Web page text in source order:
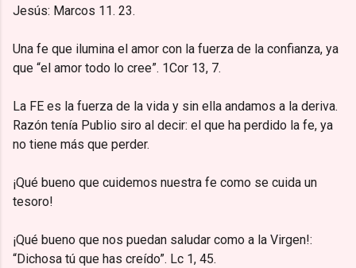
Jesús: Marcos 11. 23.
Una fe que ilumina el amor con la fuerza de la confianza, ya
que “el amor todo lo cree”. 1Cor 13, 7.
La FE es la fuerza de la vida y sin ella andamos a la deriva.
Razón tenía Publio siro al decir: el que ha perdido la fe, ya
no tiene más que perder.
¡Qué bueno que cuidemos nuestra fe como se cuida un
tesoro!
¡Qué bueno que nos puedan saludar como a la Virgen!:
“Dichosa tú que has creído”. Lc 1, 45.